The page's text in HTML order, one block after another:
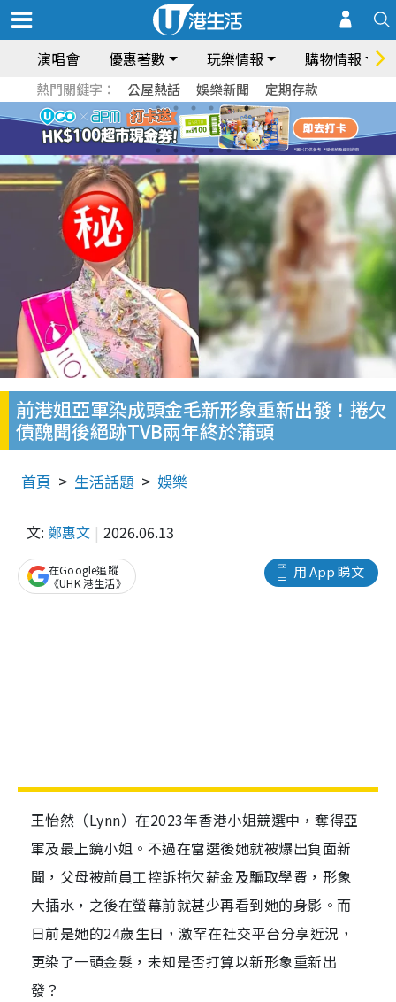
演唱會 優惠著數 玩樂情報 購物情報
熱門關鍵字： 公屋熱話 娛樂新聞 定期存款
前港姐亞軍染成頭金毛新形象重新出發！捲欠
債醜聞後絕跡TVB兩年終於蒲頭
首頁 生活話題 娛樂
文: 鄭惠文 2026.06.13
用 App 睇文
在Google追蹤
《UHK 港生活》
王怡然（Lynn）在2023年香港小姐競選中，奪得亞
軍及最上鏡小姐。不過在當選後她就被爆出負面新
聞，父母被前員工控訴拖欠薪金及騙取學費，形象
大插水，之後在螢幕前就甚少再看到她的身影。而
日前是她的24歲生日，激罕在社交平台分享近況，
更染了一頭金髮，未知是否打算以新形象重新出
發？